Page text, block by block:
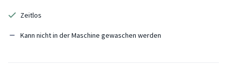
Zeitlos
Kann nicht in der Maschine gewaschen werden